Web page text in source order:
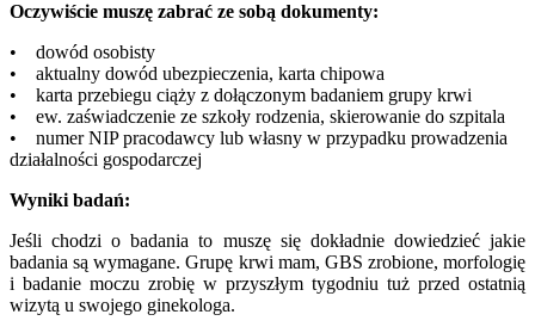
Oczywiście muszę zabrać ze sobą dokumenty:
• dowód osobisty
• aktualny dowód ubezpieczenia, karta chipowa
• karta przebiegu ciąży z dołączonym badaniem grupy krwi
• ew. zaświadczenie ze szkoły rodzenia, skierowanie do szpitala
• numer NIP pracodawcy lub własny w przypadku prowadzenia
działalności gospodarczej
Wyniki badań:
Jeśli chodzi o badania to muszę się dokładnie dowiedzieć jakie
badania są wymagane. Grupę krwi mam, GBS zrobione, morfologię
i badanie moczu zrobię w przyszłym tygodniu tuż przed ostatnią
wizytą u swojego ginekologa.